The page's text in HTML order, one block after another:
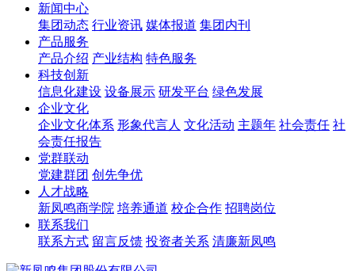
新闻中心
集团动态 行业资讯 媒体报道 集团内刊
产品服务
产品介绍 产业结构 特色服务
科技创新
信息化建设 设备展示 研发平台 绿色发展
企业文化
企业文化体系 形象代言人 文化活动 主题年 社会责任 社
会责任报告
党群联动
党建群团 创先争优
人才战略
新凤鸣商学院 培养通道 校企合作 招聘岗位
联系我们
联系方式 留言反馈 投资者关系 清廉新凤鸣